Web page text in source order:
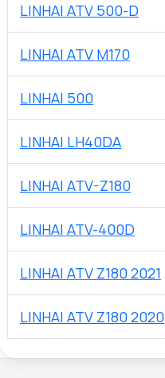
LINHAI ATV 500-D
LINHAI ATV M170
LINHAI 500
LINHAI LH40DA
LINHAI ATV-Z180
LINHAI ATV-400D
LINHAI ATV Z180 2021
LINHAI ATV Z180 2020